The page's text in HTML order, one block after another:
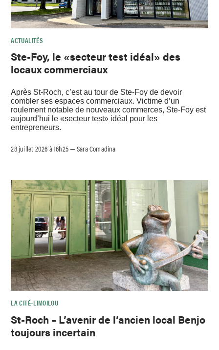
ACTUALITÉS
Ste-Foy, le «secteur test idéal» des
locaux commerciaux
Après St-Roch, c’est au tour de Ste-Foy de devoir
combler ses espaces commerciaux. Victime d’un
roulement notable de nouveaux commerces, Ste-Foy est
aujourd’hui le «secteur test» idéal pour les
entrepreneurs.
28 juillet 2026 à 16h25 –Sara Comadina
LA CITÉ–LIMOILOU
St-Roch – L’avenir de l’ancien local Benjo
toujours incertain